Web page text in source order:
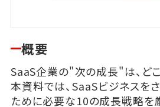
概要
SaaS企業の"次の成長"は、ど
本資料では、SaaSビジネスを
ために必要な10の成長戦略を